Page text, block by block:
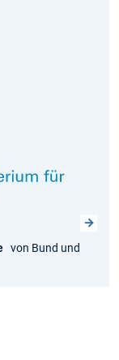
von Bund und